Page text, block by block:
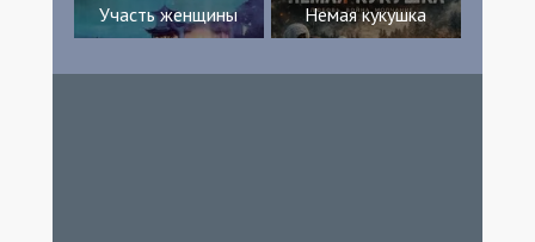
Участь женщины Немая кукушка